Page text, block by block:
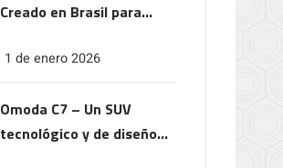
Creado en Brasil para
1 de enero 2026
Omoda C7 – Un SUV
tecnológico y de diseño